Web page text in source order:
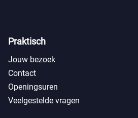
Praktisch
Jouw bezoek
Contact
Openingsuren
Veelgestelde vragen